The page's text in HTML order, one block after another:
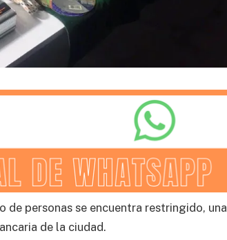
de personas se encuentra restringido, una
de la ciudad.